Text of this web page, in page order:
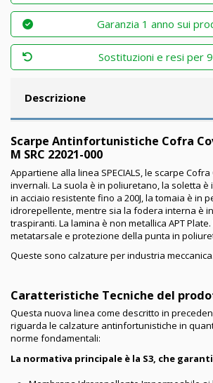
Garanzia 1 anno sui
Sostituzioni e resi per
Descrizione
Scarpe Antinfortunistiche Cofra
M SRC 22021-000
Appartiene alla linea SPECIALS, le scarpe
invernali. La suola è in poliuretano, la soletta è
in acciaio resistente fino a 200J, la tomaia è in
idrorepellente, mentre sia la fodera interna è in
traspiranti. La lamina è non metallica APT
metatarsale e protezione della punta in
Queste sono calzature per industria meccanica.
Caratteristiche Tecniche del
Questa nuova linea come descritto in
riguarda le calzature antinfortunistiche in
norme fondamentali:
La normativa principale è la S3, che